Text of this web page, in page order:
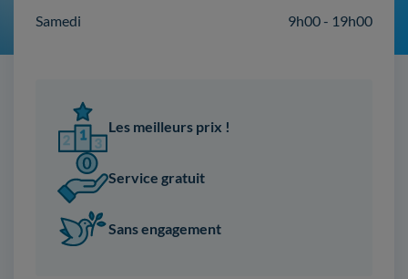
Samedi
9h00 - 19h00
Les meilleurs prix !
Service gratuit
Sans engagement